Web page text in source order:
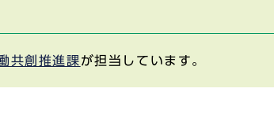
共創推進課が担当しています。